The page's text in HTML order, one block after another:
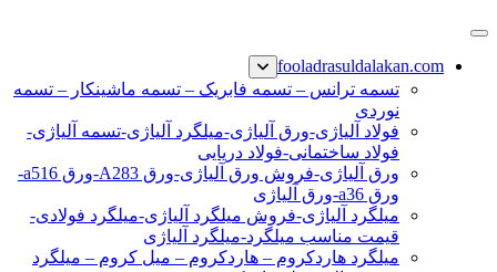
پرش
محتوا
نبشی فولادی-ناودانی فولادی-قیمت ورق-قیمت فولاد
fooladrasuldalakan.com
تسمه ترانس – تسمه فابریک – تسمه ماشینکار – تسمه
نوردی
فولاد آلیاژی-ورق آلیاژی-میلگرد آلیاژی-تسمه آلیاژی-
فولاد ساختمانی-فولاد دریایی
ورق آلیاژی-فروش ورق آلیاژی-ورق A283-ورق a516-
ورق a36-ورق آلیاژی
میلگرد آلیاژی-فروش میلگرد آلیاژی-میلگرد فولادی-
قیمت مناسب میلگرد-میلگرد آلیاژی
میلگرد هاردکروم – هاردکروم – میل کروم – میلگرد